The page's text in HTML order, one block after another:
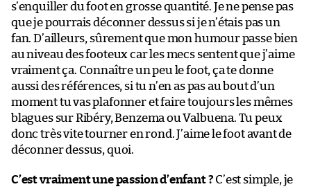
s’enquiller du foot en grosse quantité. Je ne pense pas
que je pourrais déconner dessus si je n’étais pas un
fan. D’ailleurs, sûrement que mon humour passe bien
au niveau des footeux car les mecs sentent que j’aime
vraiment ça. Connaître un peu le foot, ça te donne
aussi des références, si tu n’en as pas au bout d’un
moment tu vas plafonner et faire toujours les mêmes
blagues sur Ribéry, Benzema ou Valbuena. Tu peux
donc très vite tourner en rond. J’aime le foot avant de
déconner dessus, quoi.
C’est vraiment une passion d’enfant ? C’est simple, je